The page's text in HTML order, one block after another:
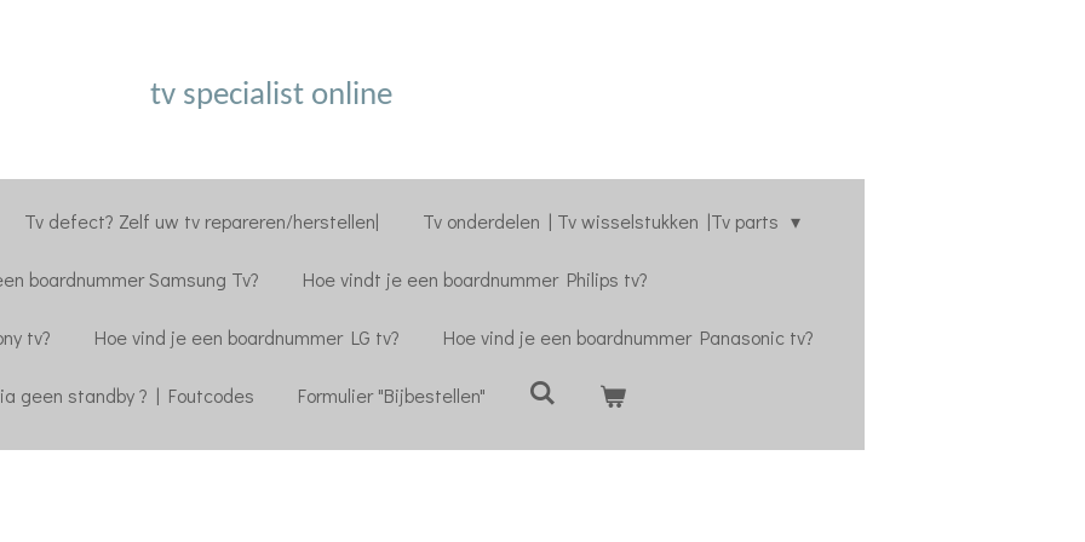
tv specialist online
Tv defect? Zelf uw tv repareren/herstellen| Tv onderdelen | Tv wisselstukken |Tv parts
boardnummer Samsung Tv? Hoe vindt je een boardnummer Philips tv?
tv? Hoe vind je een boardnummer LG tv? Hoe vind je een boardnummer Panasonic tv?
geen standby ? | Foutcodes Formulier "Bijbestellen"